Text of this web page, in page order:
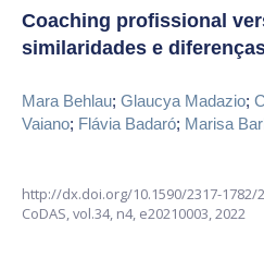
Coaching profissional
similaridades e
Mara Behlau; Glaucya Madazio;
Vaiano; Flávia Badaró; Marisa
http://dx.doi.org/10.1590/2317-1782/
CoDAS,vol.34, n4, e20210003, 2022